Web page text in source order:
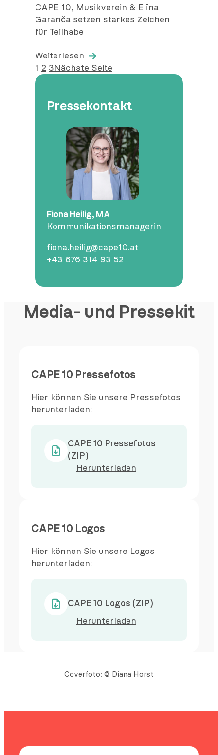
m
e
n
t
i
c
h
CAPE 10, Musikverein & Elīna
Garanča setzen starkes Zeichen
für Teilhabe
Weiterlesen
1 2 3 Nächste Seite
Pressekontakt
Fiona Heilig, MA
Kommunikationsmanagerin
fiona.heilig@cape10.at
+43 676 314 93 52
Media- und Pressekit
CAPE 10 Pressefotos
Hier können Sie unsere Pressefotos
herunterladen:
CAPE 10 Pressefotos
(ZIP)
Herunterladen
CAPE 10 Logos
Hier können Sie unsere Logos
herunterladen:
CAPE 10 Logos (ZIP)
Herunterladen
Coverfoto: © Diana Horst